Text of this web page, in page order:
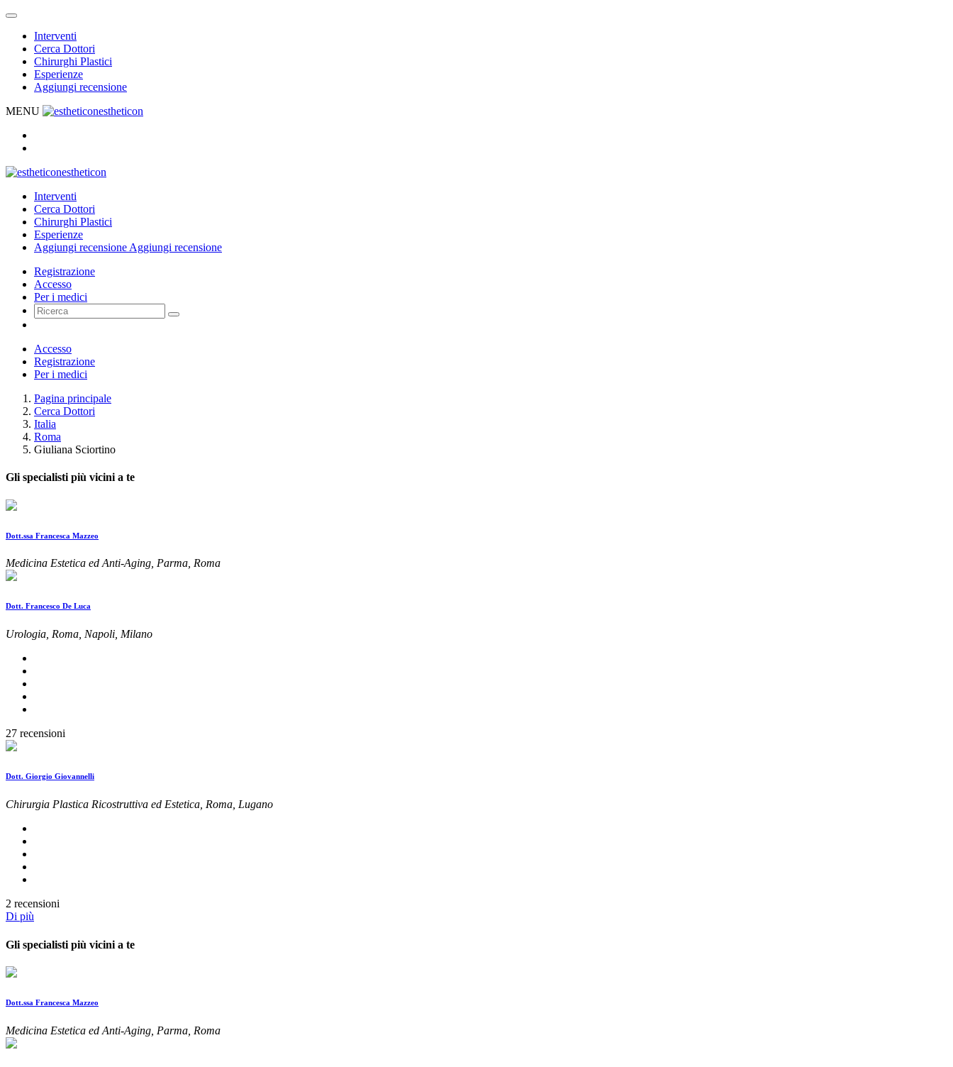
Interventi
Cerca Dottori
Chirurghi Plastici
Esperienze
Aggiungi recensione
MENU
estheticon
estheticon
Interventi
Cerca Dottori
Chirurghi Plastici
Esperienze
Aggiungi recensione Aggiungi recensione
Registrazione
Accesso
Per i medici
Accesso
Registrazione
Per i medici
Pagina principale
Cerca Dottori
Italia
Roma
Giuliana Sciortino
Gli specialisti più vicini a te
Dott.ssa Francesca Mazzeo
Medicina Estetica ed Anti-Aging, Parma, Roma
Dott. Francesco De Luca
Urologia, Roma, Napoli, Milano
27 recensioni
Dott. Giorgio Giovannelli
Chirurgia Plastica Ricostruttiva ed Estetica, Roma, Lugano
2 recensioni
Di più
Gli specialisti più vicini a te
Dott.ssa Francesca Mazzeo
Medicina Estetica ed Anti-Aging, Parma, Roma